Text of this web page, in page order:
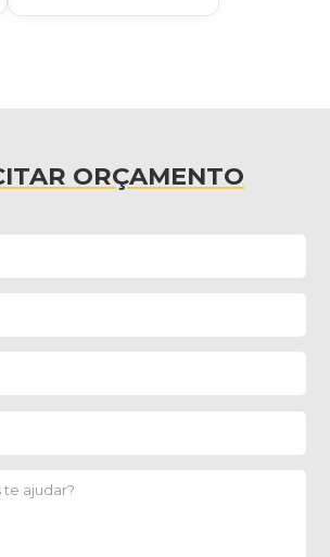
ORÇAMENTO